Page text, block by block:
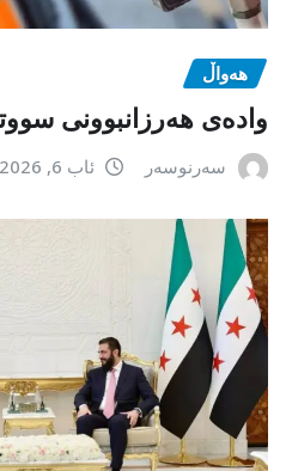
هەواڵ
وادەی هەرزانبوونی
سەرنوسەر ئاب 6, 2026